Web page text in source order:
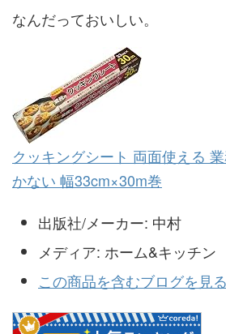
なんだっておいしい。
クッキングシート 両面使える
かない 幅33cm×30m巻
出版社/メーカー: 中村
メディア: ホーム&キッチン
この商品を含むブログを見る